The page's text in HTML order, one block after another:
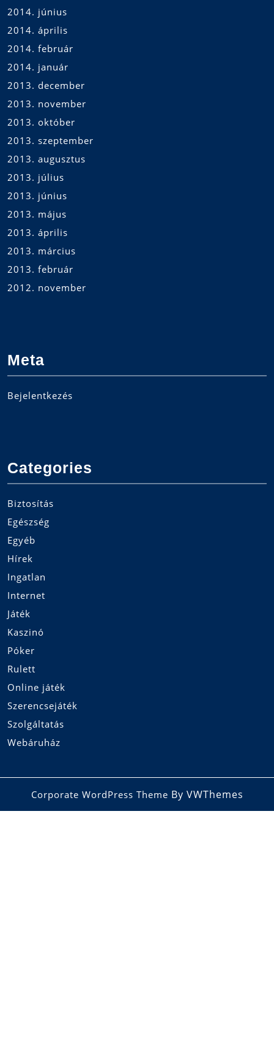
2014. június
2014. április
2014. február
2014. január
2013. december
2013. november
2013. október
2013. szeptember
2013. augusztus
2013. július
2013. június
2013. május
2013. április
2013. március
2013. február
2012. november
Meta
Bejelentkezés
Categories
Biztosítás
Egészség
Egyéb
Hírek
Ingatlan
Internet
Játék
Kaszinó
Póker
Rulett
Online játék
Szerencsejáték
Szolgáltatás
Webáruház
Corporate WordPress Theme By VWThemes
Scroll